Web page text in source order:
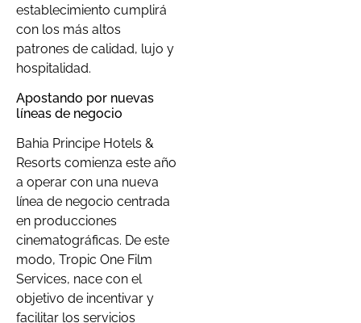
establecimiento cumplirá
con los más altos
patrones de calidad, lujo y
hospitalidad.
Apostando por nuevas
líneas de negocio
Bahia Principe Hotels &
Resorts comienza este año
a operar con una nueva
línea de negocio centrada
en producciones
cinematográficas. De este
modo, Tropic One Film
Services, nace con el
objetivo de incentivar y
facilitar los servicios